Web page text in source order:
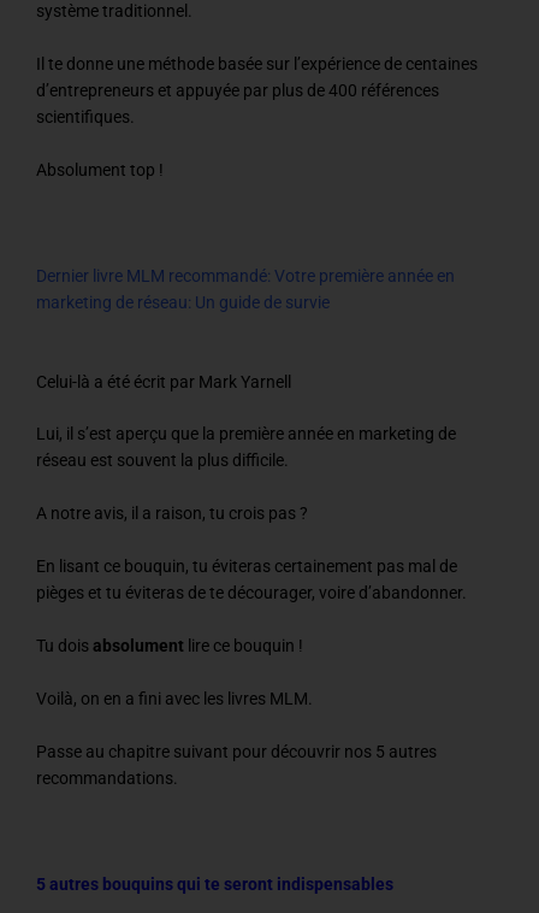
système traditionnel.
Il te donne une méthode basée sur l’expérience de centaines
d’entrepreneurs et appuyée par plus de 400 références
scientifiques.
Absolument top !
Dernier livre MLM recommandé: Votre première année en
marketing de réseau: Un guide de survie
Celui-là a été écrit par Mark Yarnell
Lui, il s’est aperçu que la première année en marketing de
réseau est souvent la plus difficile.
A notre avis, il a raison, tu crois pas ?
En lisant ce bouquin, tu éviteras certainement pas mal de
pièges et tu éviteras de te décourager, voire d’abandonner.
Tu doisabsolument lire ce bouquin !
Voilà, on en a fini avec les livres MLM.
Passe au chapitre suivant pour découvrir nos 5 autres
recommandations.
5 autres bouquins qui te seront indispensables